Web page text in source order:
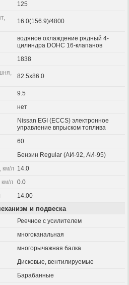
125
16.0(156.9)/4800
водяное охлаждение рядный 4-
цилиндра DOHC 16-клапанов
1838
82.5x86.0
9.5
нет
Nissan EGI (ECCS) электронное
управление впрыском топлива
60
Бензин Regular (АИ-92, АИ-95)
км/л 14.0
л
0.0
14.00
и подвеска
Реечное с усилителем
многоканальная
многорычажная балка
Дисковые, вентилируемые
Барабанные